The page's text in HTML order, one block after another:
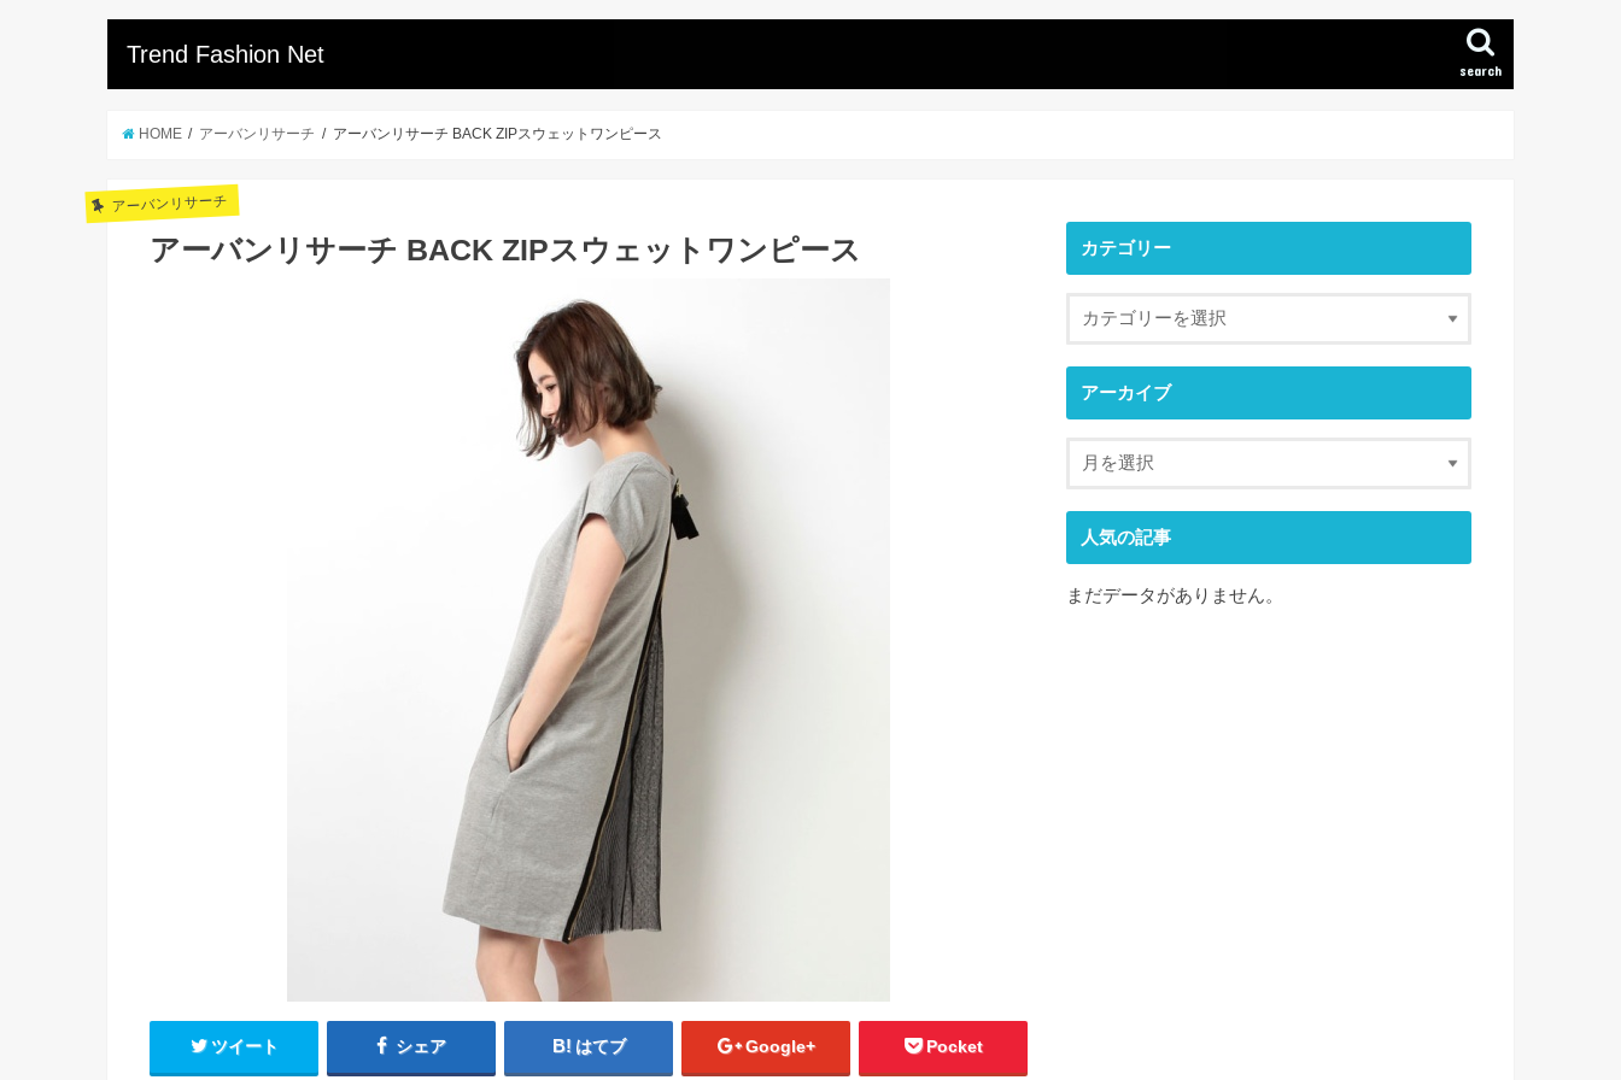
Trend Fashion Net
search
HOME アーバンリサーチ アーバンリサーチ BACK ZIPスウェットワンピース
アーバンリサーチ
アーバンリサーチ BACK ZIPスウェットワンピース
ツイート シェア はてブ Google+ Pocket
カテゴリー
アーカイブ
人気の記事
まだデータがありません。